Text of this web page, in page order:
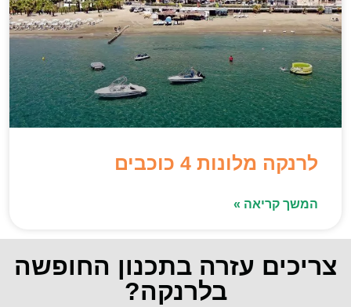
לרנקה מלונות 4 כוכבים
המשך קריאה »
צריכים עזרה בתכנון החופשה
בלרנקה?